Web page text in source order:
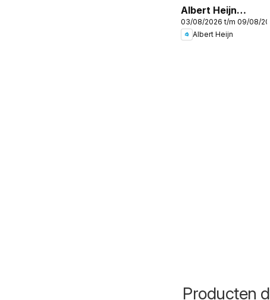
Albert Heijn
Folder week / de
la semaine 32
03/08/2026 t/m 09/08/
Albert Heijn
Producten